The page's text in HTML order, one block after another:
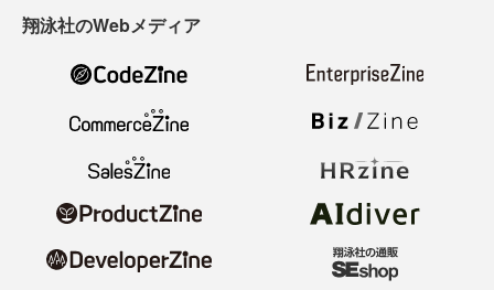
翔泳社のWebメディア